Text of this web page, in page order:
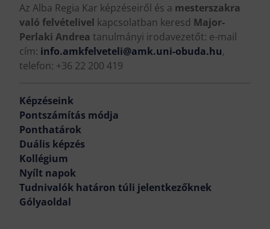
Az Alba Regia Kar képzéseiről és a mesterszakra
való felvételivel kapcsolatban keresd Major-
Perlaki Andrea tanulmányi irodavezetőt: e-mail
cím: info.amkfelveteli@amk.uni-obuda.hu,
telefon: +36 22 200 419
Képzéseink
Pontszámítás módja
Ponthatárok
Duális képzés
Kollégium
Nyílt napok
Tudnivalók határon túli jelentkezőknek
Gólyaoldal